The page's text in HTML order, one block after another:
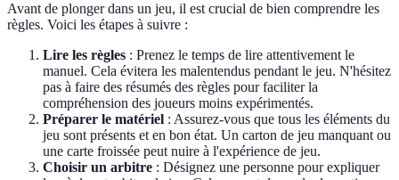
Avant de plonger dans un jeu, il est crucial de bien comprendre les
règles. Voici les étapes à suivre :
Lire les règles : Prenez le temps de lire attentivement le
manuel. Cela évitera les malentendus pendant le jeu. N'hésitez
pas à faire des résumés des règles pour faciliter la
compréhension des joueurs moins expérimentés.
Préparer le matériel : Assurez-vous que tous les éléments du
jeu sont présents et en bon état. Un carton de jeu manquant ou
une carte froissée peut nuire à l'expérience de jeu.
Choisir un arbitre : Désignez une personne pour expliquer